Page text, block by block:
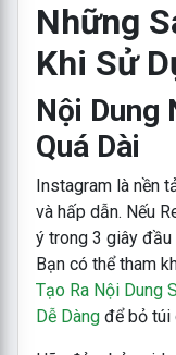
Những
Khi Sử
Nội Dung
Quá Dài
Instagram là nền
và hấp dẫn. Nếu
ý trong 3 giây
Bạn có thể tham
Tạo Ra Nội Dung
Dễ Dàngđể bỏ túi